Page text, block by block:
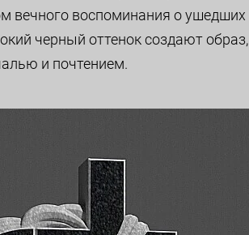
вечного воспоминания о ушедших
черный оттенок создают образ,
и почтением.